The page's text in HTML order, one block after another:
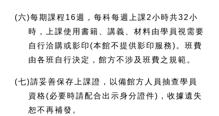
(六)每期課程16週，每科每週上課2小時共32小
時，上課使用書籍、講義、材料由學員視需要
自行洽購或影印(本館不提供影印服務)。班費
由各班自行決定，館方不涉及班費之規範。
(七)請妥善保存上課證，以備館方人員抽查學員
資格(必要時請配合出示身分證件)，收據遺失
恕不再補發。